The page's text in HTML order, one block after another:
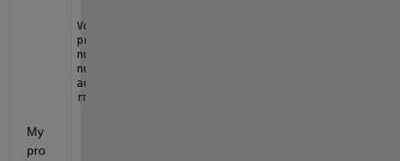
Voxelpred = predict(net, arrTestB );
predictionError = arrTestV - Voxelpred;
numCorrect = sum(abs(predictionError)<10);
numImagesValidation = numel(arrTestV);
accuracy = numCorrect/numImagesValidation;
rmse = sqrt(mean(predictionError.^2))
My
pro